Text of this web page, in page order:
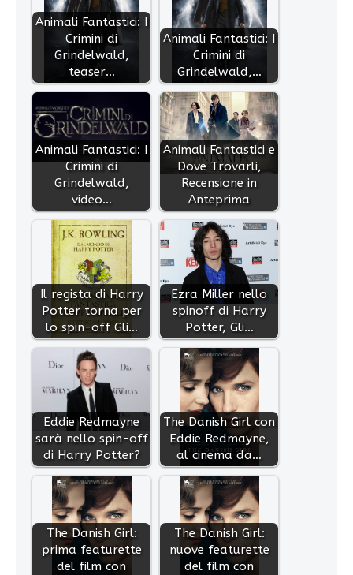
Animali Fantastici: I
Crimini di
Grindelwald,
teaser…
Animali Fantastici: I
Crimini di
Grindelwald,…
Animali Fantastici: I
Crimini di
Grindelwald,
video…
Animali Fantastici e
Dove Trovarli,
Recensione in
Anteprima
Il regista di Harry
Potter torna per
lo spin-off Gli…
Ezra Miller nello
spinoff di Harry
Potter, Gli…
Eddie Redmayne
sarà nello spin-off
di Harry Potter?
The Danish Girl con
Eddie Redmayne,
al cinema da…
The Danish Girl:
prima featurette
del film con
The Danish Girl:
nuove featurette
del film con